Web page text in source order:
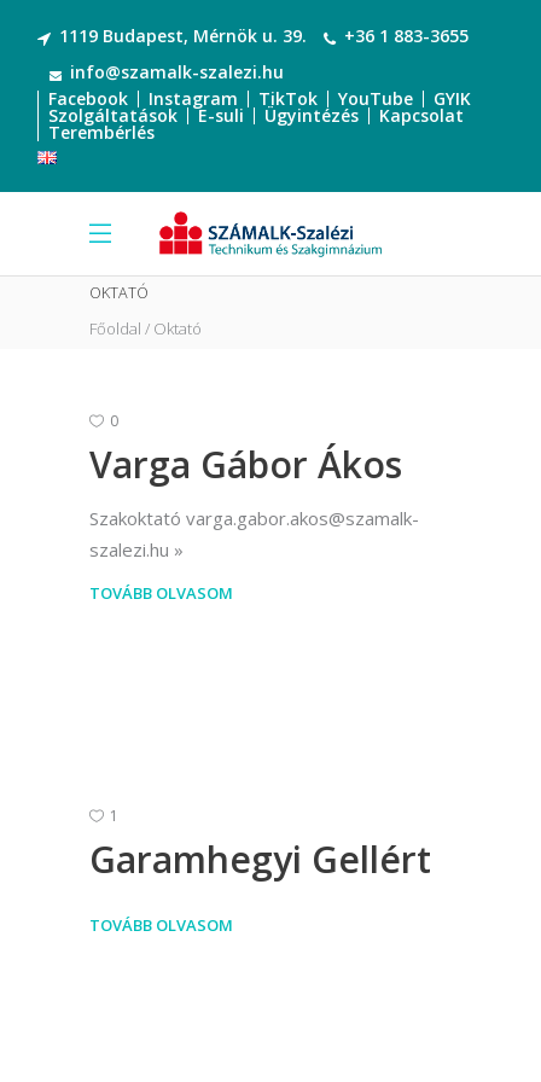
1119 Budapest, Mérnök u. 39.
+36 1 883-3655
info@szamalk-szalezi.hu
Facebook
Instagram TikTok YouTube GYIK
Szolgáltatások E-suli Ügyintézés Kapcsolat
Terembérlés
OKTATÓ
Főoldal Oktató
0
Varga Gábor Ákos
Szakoktató varga.gabor.akos@szamalk-
szalezi.hu
TOVÁBB OLVASOM
1
Garamhegyi Gellért
TOVÁBB OLVASOM